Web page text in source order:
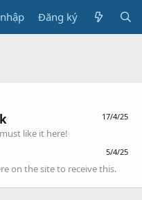
Đăng ký
17/4/25
like it here!
5/4/25
on the site to receive this.